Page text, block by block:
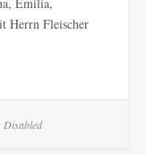
Herrn Fleischer
Disabled